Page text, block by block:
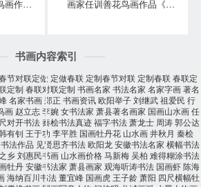
任训善四尺三口花鸟画作品《事事大吉》 画家任训善花鸟画作品《竹报平安》
书画内容索引
节对联定做 定做春联 定制春节对联 定制春联春联定
定制 春联对联定制 书画名家 书法名家 名家字画著名
名家书画郑正 书画资讯欧阳举子刘继武祖爱民 行
画 赵立志李婉 女书法家 萧县著名画家 国画山水画任
对开书法秦桧书法真迹福字书法萧龙士 周涛郭公达
有钊 王于功 李平胜 国画牡丹花 山水画井秋月 秦桧
书法作品 见贤思齐书法欧阳龙安徽书法名家 横幅书法
乡刘惠民书画 山水画价格马新梅吴柏 难得糊涂书法
牡丹安徽书法家 萧县画家 观海听涛书法 国画虾陈海
海纳百川书法董宜峰 国画虎 王子龄萧阳 四尺横幅牡